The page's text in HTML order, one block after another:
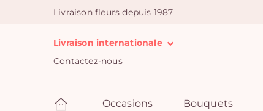
Livraison fleurs depuis 1987
Livraison internationale
Contactez-nous
Occasions Bouquets